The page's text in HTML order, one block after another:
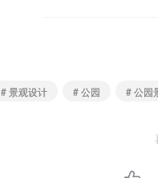
# 景观设计 # 公园 # 公园